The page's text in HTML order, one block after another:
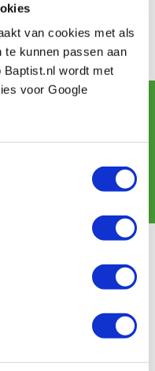
van cookies met als
te kunnen passen aan
wordt met
voor Google